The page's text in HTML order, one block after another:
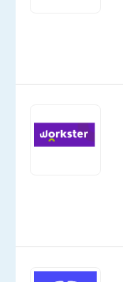
job
anymore.
Check